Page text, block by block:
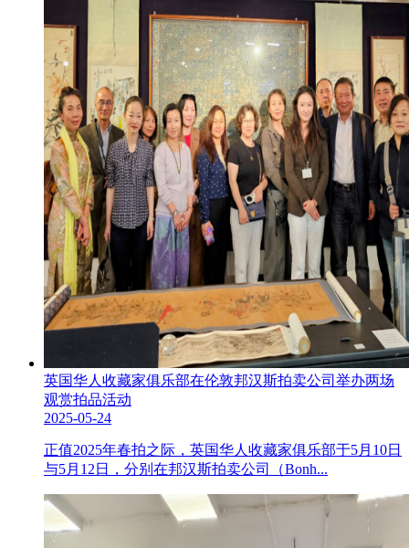
英国华人收藏家俱乐部在伦敦邦汉斯拍卖公司举办两场
观赏拍品活动
2025-05-24
正值2025年春拍之际，英国华人收藏家俱乐部于5月10日
与5月12日，分别在邦汉斯拍卖公司（Bonh...